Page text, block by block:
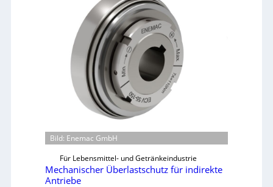
Bild: Enemac GmbH
Für Lebensmittel- und Getränkeindustrie
Mechanischer Überlastschutz für indirekte
Antriebe